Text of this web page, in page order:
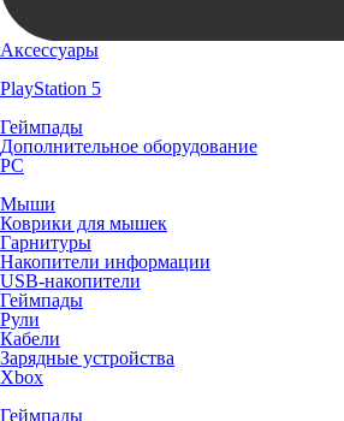
Аксессуары
PlayStation 5
Геймпады
Дополнительное оборудование
PC
Мыши
Коврики для мышек
Гарнитуры
Накопители информации
USB-накопители
Геймпады
Рули
Кабели
Зарядные устройства
Xbox
Геймпады